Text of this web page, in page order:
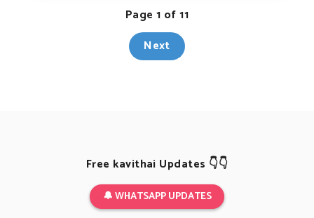
Page 1 of 11
Next
Free kavithai Updates 👇👇
🔔 WHATSAPP UPDATES